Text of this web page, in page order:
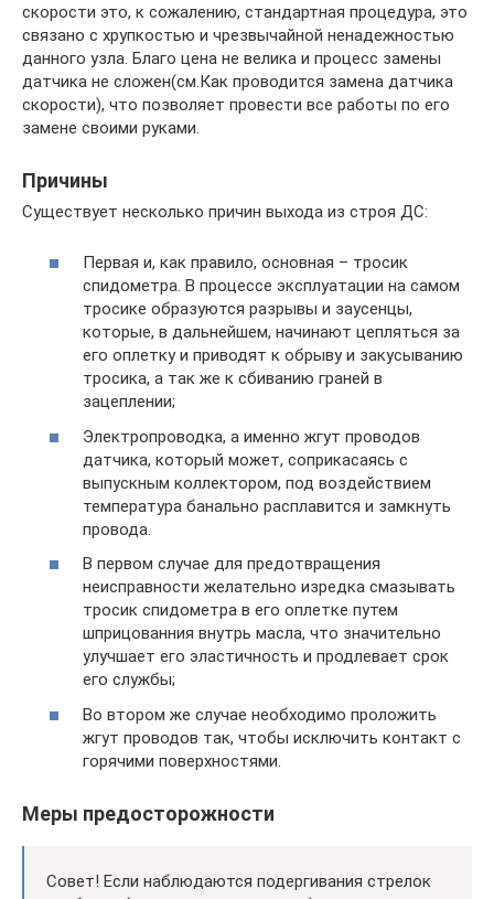
скорости это, к сожалению, стандартная процедура, это
связано с хрупкостью и чрезвычайной ненадежностью
данного узла. Благо цена не велика и процесс замены
датчика не сложен(см.Как проводится замена датчика
скорости), что позволяет провести все работы по его
замене своими руками.
Причины
Существует несколько причин выхода из строя ДС:
Первая и, как правило, основная – тросик
спидометра. В процессе эксплуатации на самом
тросике образуются разрывы и заусенцы,
которые, в дальнейшем, начинают цепляться за
его оплетку и приводят к обрыву и закусыванию
тросика, а так же к сбиванию граней в
зацеплении;
Электропроводка, а именно жгут проводов
датчика, который может, соприкасаясь с
выпускным коллектором, под воздействием
температура банально расплавится и замкнуть
провода.
В первом случае для предотвращения
неисправности желательно изредка смазывать
тросик спидометра в его оплетке путем
шприцованния внутрь масла, что значительно
улучшает его эластичность и продлевает срок
его службы;
Во втором же случае необходимо проложить
жгут проводов так, чтобы исключить контакт с
горячими поверхностями.
Меры предосторожности
Совет! Если наблюдаются подергивания стрелок